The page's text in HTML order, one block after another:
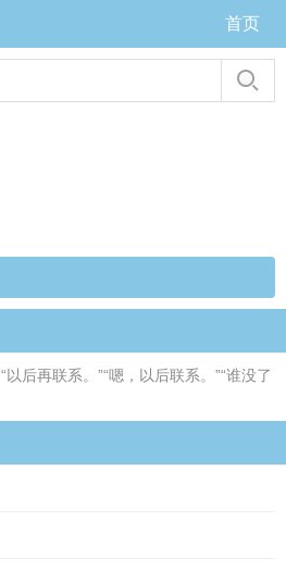
首页
再联系。”“嗯，以后联系。”“谁没了